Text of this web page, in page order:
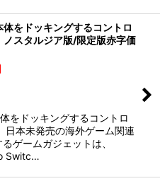
をドッキングするコントロ
スタルジア版/限定版赤字価
をドッキングするコントロ
本未発売の海外ゲーム関連
ゲームガジェットは、
Switc…